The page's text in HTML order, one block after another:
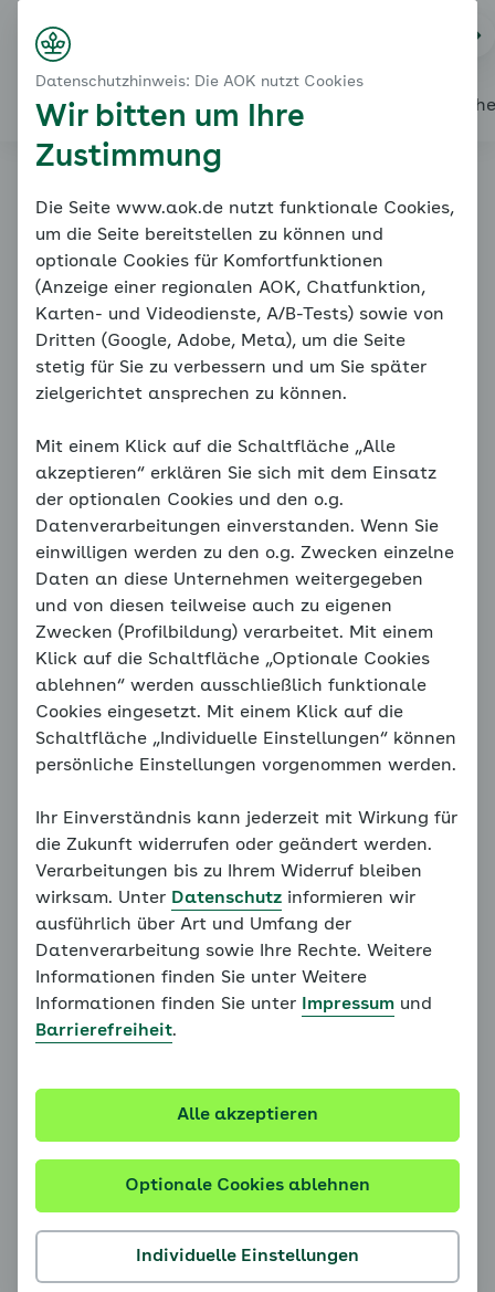
Alles über den Coach Mein Coach
Modul 1: Wissenswertes - Trennungsangst
Das Angstspektrum
Auffällige Ängste
Familiencoach
Kinderängste
Das Angstspektrum
Auffällige Ängste
Hinweis
Sie befinden sich außerhalb der
empfohlenen Reihenfolge. Unser
Konzept erfordert, dass alle
vorangegangenen Grundlagen
bearbeitet werden. Bitte bearbeiten
Sie daher alle Seiten des
Familiencoaches der Reihe nach.
Weiter mit:Wann hilft mir der Coach?
Dr. Hildegard Goletz
Viele Eltern sind sich unsicher, wie sie die Angst
ihres Kindes einordnen können. Ist die Angst
Datenschutzhinweis: Die AOK nutzt Cookies
Wir bitten um Ihre
Zustimmung
Die Seite www.aok.de nutzt funktionale Cookies,
um die Seite bereitstellen zu können und
optionale Cookies für Komfortfunktionen
(Anzeige einer regionalen AOK, Chatfunktion,
Karten- und Videodienste, A/B-Tests) sowie von
Dritten (Google, Adobe, Meta), um die Seite
stetig für Sie zu verbessern und um Sie später
zielgerichtet ansprechen zu können.
Mit einem Klick auf die Schaltfläche „Alle
akzeptieren“ erklären Sie sich mit dem Einsatz
der optionalen Cookies und den o.g.
Datenverarbeitungen einverstanden. Wenn Sie
einwilligen werden zu den o.g. Zwecken einzelne
Daten an diese Unternehmen weitergegeben
und von diesen teilweise auch zu eigenen
Zwecken (Profilbildung) verarbeitet. Mit einem
Klick auf die Schaltfläche „Optionale Cookies
ablehnen“ werden ausschließlich funktionale
Cookies eingesetzt. Mit einem Klick auf die
Schaltfläche „Individuelle Einstellungen“ können
persönliche Einstellungen vorgenommen werden.
Ihr Einverständnis kann jederzeit mit Wirkung für
die Zukunft widerrufen oder geändert werden.
Verarbeitungen bis zu Ihrem Widerruf bleiben
wirksam. Unter Datenschutz informieren wir
ausführlich über Art und Umfang der
Datenverarbeitung sowie Ihre Rechte. Weitere
Informationen finden Sie unter Weitere
Informationen finden Sie unter
Impressum und
Barrierefreiheit.
Individuelle Einstellungen
Optionale Cookies ablehnen
Alle akzeptieren